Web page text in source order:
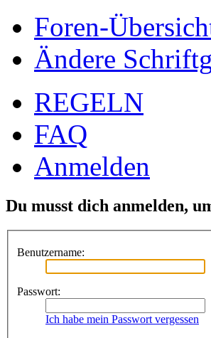
Foren-
Ändere
REGELN
FAQ
Anmelden
Du musst dich anmelden,
Benutzername:
Passwort:
Ich habe mein Passwort vergessen